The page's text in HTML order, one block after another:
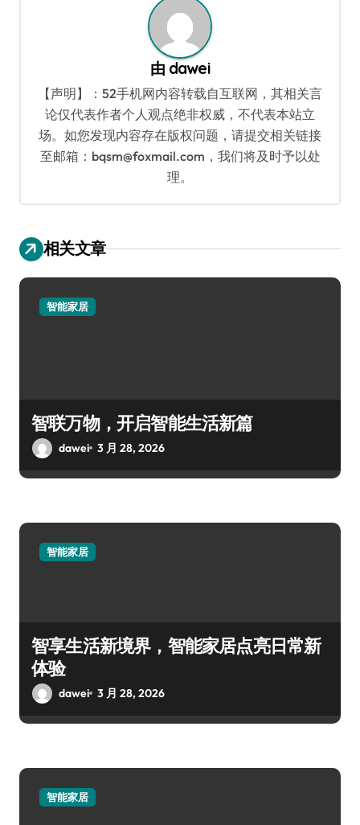
由 dawei
【声明】：52手机网内容转载自互联网，其相关言
论仅代表作者个人观点绝非权威，不代表本站立
场。如您发现内容存在版权问题，请提交相关链接
至邮箱：bqsm@foxmail.com，我们将及时予以处
理。
相关文章
智能家居
智联万物，开启智能生活新篇
dawei 3 月 28, 2026
智能家居
智享生活新境界，智能家居点亮日常新
体验
dawei 3 月 28, 2026
智能家居